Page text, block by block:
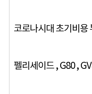
코로나시대 초기비용
펠리세이드 , G80 ,